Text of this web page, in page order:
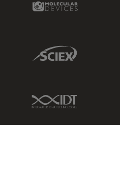
Sciex Link
IDT Link